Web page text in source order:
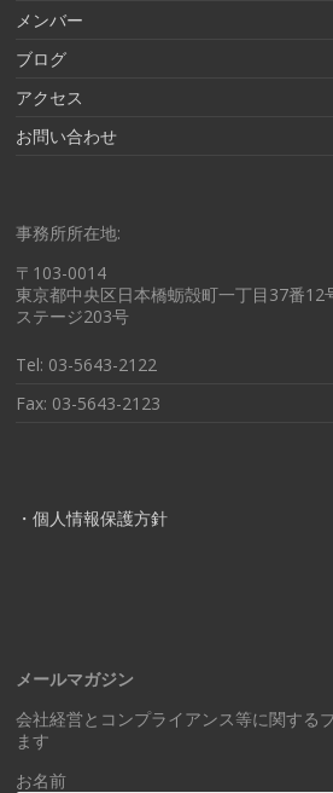
メンバー
ブログ
アクセス
お問い合わせ
事務所所在地:
〒103-0014
東京都中央区日本橋蛎殻町一丁目37番12
ステージ203号
Tel: 03-5643-2122
Fax: 03-5643-2123
・個人情報保護方針
メールマガジン
会社経営とコンプライアンス等に関する
ます
お名前